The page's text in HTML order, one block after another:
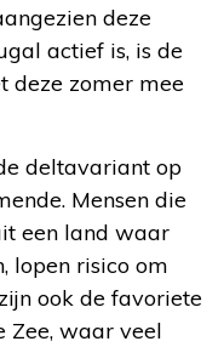
deze
actief is, is de
deze zomer mee
deltavariant op
Mensen die
een land waar
lopen risico om
ook de favoriete
Zee, waar veel